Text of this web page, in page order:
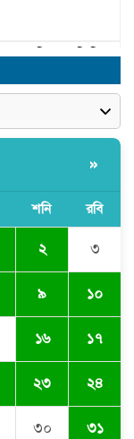
ব্যক্তিগত ভিডিও
সংবাদ
দখল ও নগদ টাকা
যুবদলের কার্যালয়
সফলে ব্যাটারী
মালিক শ্রমিক
কর্মী সমাবেশ
»
শনি রবি
২ ৩
৯ ১০
১৬ ১৭
২৩ ২৪
৩০ ৩১